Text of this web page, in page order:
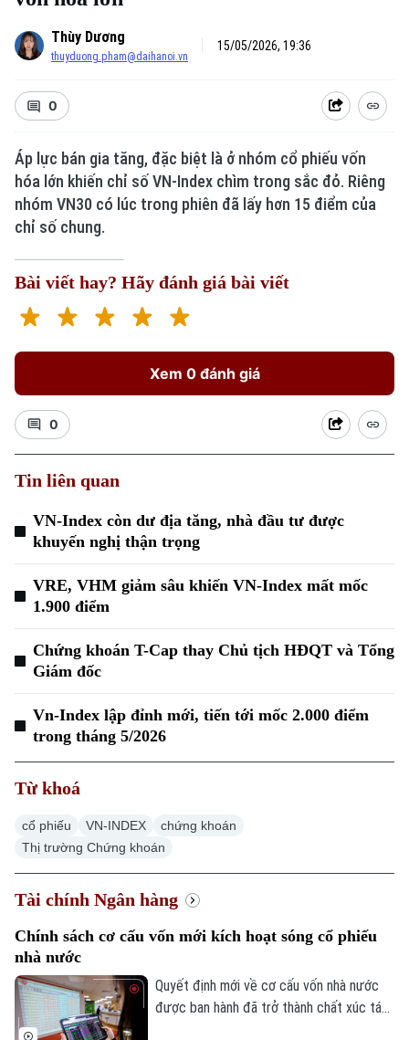
Xu hướng
Thùy Dương
thuyduong.pham@daihanoi.vn
15/05/2026, 19:36
0
Áp lực bán gia tăng, đặc biệt là ở nhóm cổ phiếu vốn
hóa lớn khiến chỉ số VN-Index chìm trong sắc đỏ. Riêng
nhóm VN30 có lúc trong phiên đã lấy hơn 15 điểm của
chỉ số chung.
Bài viết hay? Hãy đánh giá bài viết
Xem 0 đánh giá
0
Tin liên quan
VN-Index còn dư địa tăng, nhà đầu tư được
khuyến nghị thận trọng
VRE, VHM giảm sâu khiến VN-Index mất mốc
1.900 điểm
Chứng khoán T-Cap thay Chủ tịch HĐQT và Tổng
Giám đốc
Vn-Index lập đỉnh mới, tiến tới mốc 2.000 điểm
trong tháng 5/2026
Từ khoá
cổ phiếu VN-INDEX
chứng khoán
Thị trường Chứng khoán
Tài chính Ngân hàng
Chính sách cơ cấu vốn mới kích hoạt sóng cổ phiếu
nhà nước
Quyết định mới về cơ cấu vốn nhà nước
được ban hành đã trở thành chất xúc tác